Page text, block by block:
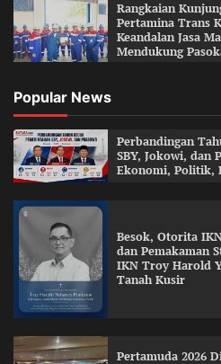
Rangkaian
Pertamina Trans
Keandalan Jasa
Mendukung
Popular News
Perbandingan
SBY, Jokowi, dan
Ekonomi, Politik,
Besok, Otorita
dan Pemakaman
IKN Troy Harold
Tanah Kusir
Pertamuda 2026